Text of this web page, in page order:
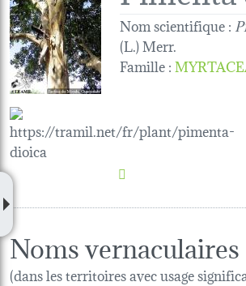
Nom scientifique :
(L.) Merr.
Famille:
Noms vernaculaires
(dans les territoires avec usage